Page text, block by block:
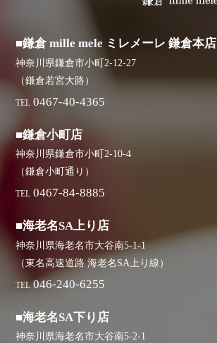
■鎌倉 mille mele ミレメーレ 鎌倉本店
神奈川県鎌倉市小町2-12-27
（鎌倉若宮大路）
TEL 0467-40-4365
■鎌倉小町店
神奈川県鎌倉市小町2-10-4
（鎌倉小町通り）
TEL 0467-84-8885
■海老名SA上り店
神奈川県海老名市大谷南5-1-1
（東名高速道路 海老名SA上り線）
TEL 046-240-6255
■海老名SA下り店
神奈川県海老名市大谷南5-2-1